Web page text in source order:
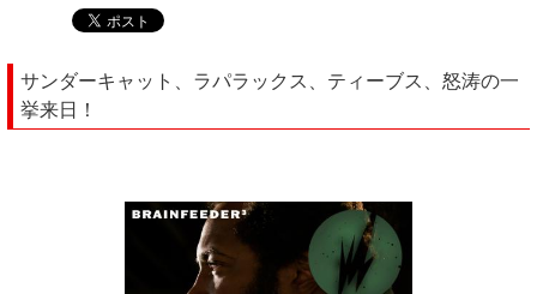
サンダーキャット、ラパラックス、ティーブス、怒涛の一
挙来日！